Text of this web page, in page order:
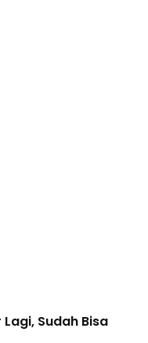
Sudah Bisa